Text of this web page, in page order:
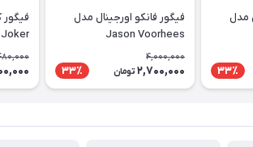
مدل
33٪
فیگور فانکو اورجینال مدل
Jason Voorhees
4,000,000
2,700,000 تومان 33٪
Joker